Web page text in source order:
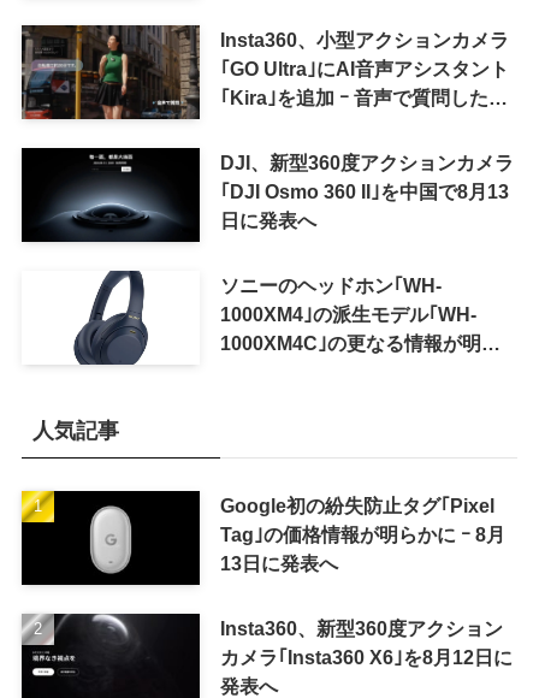
Insta360、小型アクションカメラ
｢GO Ultra｣にAI音声アシスタント
｢Kira｣を追加 ｰ 音声で質問した
可能に
DJI、新型360度アクションカメラ
｢DJI Osmo 360 II｣を中国で8月13
日に発表へ
ソニーのヘッドホン｢WH-
1000XM4｣の派生モデル｢WH-
1000XM4C｣の更なる情報が明ら
人気記事
Google初の紛失防止タグ｢Pixel
Tag｣の価格情報が明らかに ｰ 8月
13日に発表へ
Insta360、新型360度アクション
カメラ｢Insta360 X6｣を8月12日に
発表へ